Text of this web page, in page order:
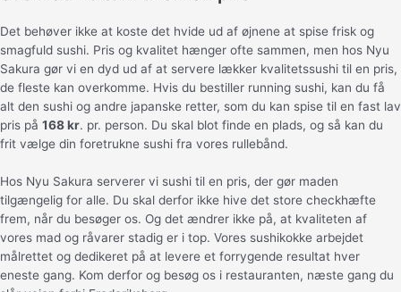
Det behøver ikke at koste det hvide ud af øjnene at spise frisk og
smagfuld sushi. Pris og kvalitet hænger ofte sammen, men hos Nyu
Sakura gør vi en dyd ud af at servere lækker kvalitetssushi til en pris,
de fleste kan overkomme. Hvis du bestiller running sushi, kan du få
alt den sushi og andre japanske retter, som du kan spise til en fast lav
pris på 168 kr. pr. person. Du skal blot finde en plads, og så kan du
frit vælge din foretrukne sushi fra vores rullebånd.
Hos Nyu Sakura serverer vi sushi til en pris, der gør maden
tilgængelig for alle. Du skal derfor ikke hive det store checkhæfte
frem, når du besøger os. Og det ændrer ikke på, at kvaliteten af
vores mad og råvarer stadig er i top. Vores sushikokke arbejdet
målrettet og dedikeret på at levere et forrygende resultat hver
eneste gang. Kom derfor og besøg os i restauranten, næste gang du